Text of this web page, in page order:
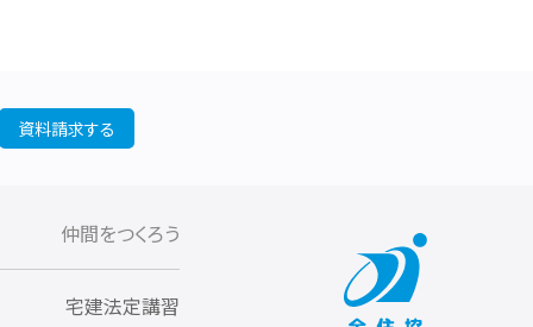
資料請求する
仲間をつくろう
宅建法定講習